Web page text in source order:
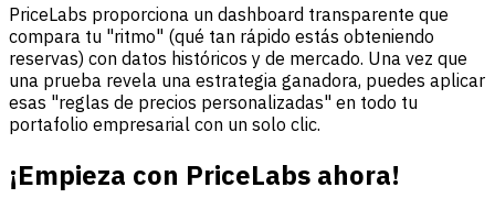
PriceLabs proporciona un dashboard transparente que
compara tu "ritmo" (qué tan rápido estás obteniendo
reservas) con datos históricos y de mercado. Una vez que
una prueba revela una estrategia ganadora, puedes aplicar
esas "reglas de precios personalizadas" en todo tu
portafolio empresarial con un solo clic.
¡Empieza con PriceLabs ahora!